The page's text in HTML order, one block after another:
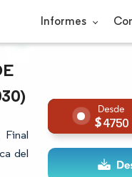
Informes
Final
del
4750